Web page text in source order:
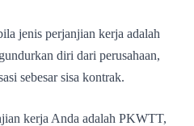
jenis perjanjian kerja adalah
diri dari perusahaan,
sebesar sisa kontrak.
kerja Anda adalah PKWTT,